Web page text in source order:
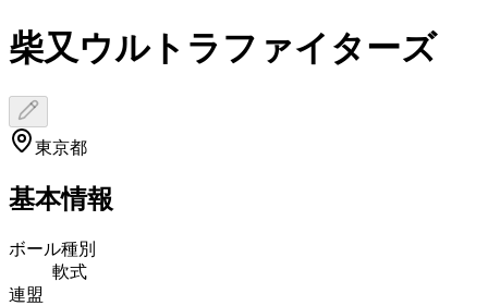
柴又ウルトラファイターズ
東京都
基本情報
ボール種別
軟式
連盟